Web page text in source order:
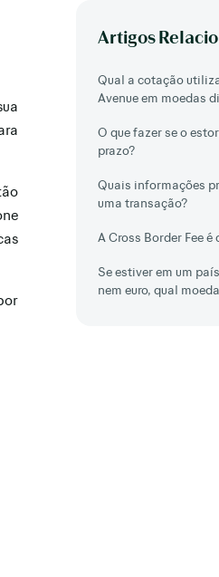
Artigos
Qual a cotação
Avenue em moedas
O que fazer se o
prazo?
Quais informações
uma transação?
A Cross Border Fee
Se estiver em um
nem euro, qual